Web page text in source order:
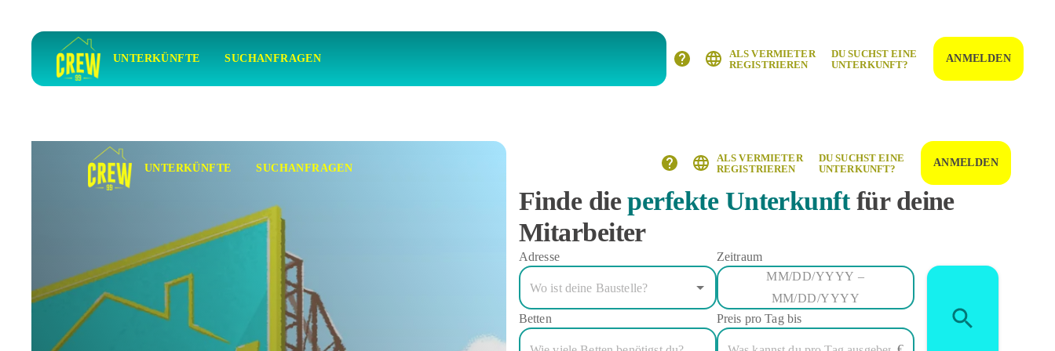
UNTERKÜNFTE SUCHANFRAGEN
ALS VERMIETER
REGISTRIEREN
DU SUCHST EINE
UNTERKUNFT?
ANMELDEN
UNTERKÜNFTE SUCHANFRAGEN
ALS VERMIETER
REGISTRIEREN
DU SUCHST EINE
UNTERKUNFT?
ANMELDEN
Finde dieperfekte Unterkunftfür deine
Mitarbeiter
Adresse
Zeitraum
MM/DD/YYYY –
MM/DD/YYYY
Betten
Preis pro Tag bis